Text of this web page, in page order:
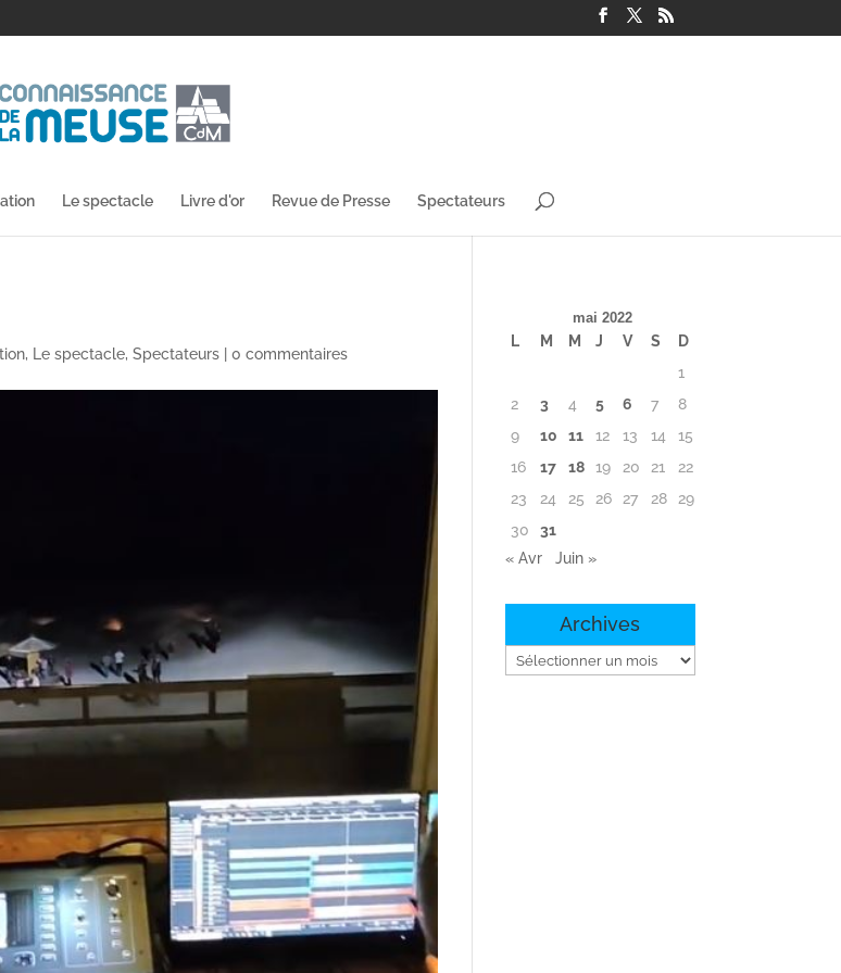
Le spectacle Livre d'or Revue de Presse Spectateurs
, Le spectacle,Spectateurs |0 commentaires
mai 2022
L M M J V S
D
1
2
3 4 5 6 7
8
9
10 11 12 13 14
15
16
17 18 19 20 21
22
23
24 25 26 27 28
29
30
31
« Avr
Juin »
Archives
Archives